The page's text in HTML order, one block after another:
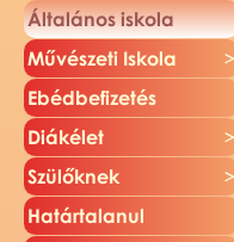
Ál­ta­lá­nos is­ko­la
Mű­vé­sze­ti Is­ko­la
Ebéd­be­fi­ze­tés
Di­ák­élet
Szü­lők­nek
Ha­tár­ta­la­nul